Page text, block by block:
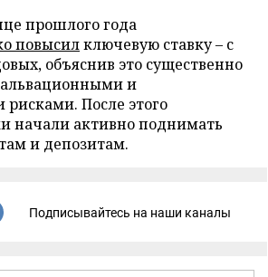
прошлого года
повысилключевую ставку – с
объяснив это существенно
и
После этого
начали активно поднимать
и депозитам.
Подписывайтесь на наши каналы